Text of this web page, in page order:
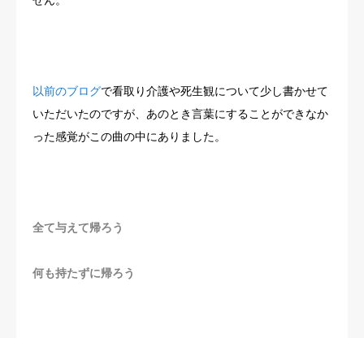
以前のブログで看取り介護や死生観について少し書かせて
いただいたのですが、あのとき言葉にすることができなか
った感覚がこの曲の中にありました。
全て与えて帰ろう
何も持たずに帰ろう